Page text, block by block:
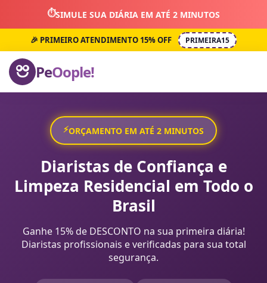
⏱️SIMULE SUA DIÁRIA EM ATÉ 2 MINUTOS
🎉 PRIMEIRO ATENDIMENTO 15% OFF PRIMEIRA15
PeOople!
⚡ORÇAMENTO EM ATÉ 2 MINUTOS
Diaristas de Confiança e
Limpeza Residencial em Todo o
Brasil
Ganhe 15% de DESCONTO na sua primeira diária!
Diaristas profissionais e verificadas para sua total
segurança.